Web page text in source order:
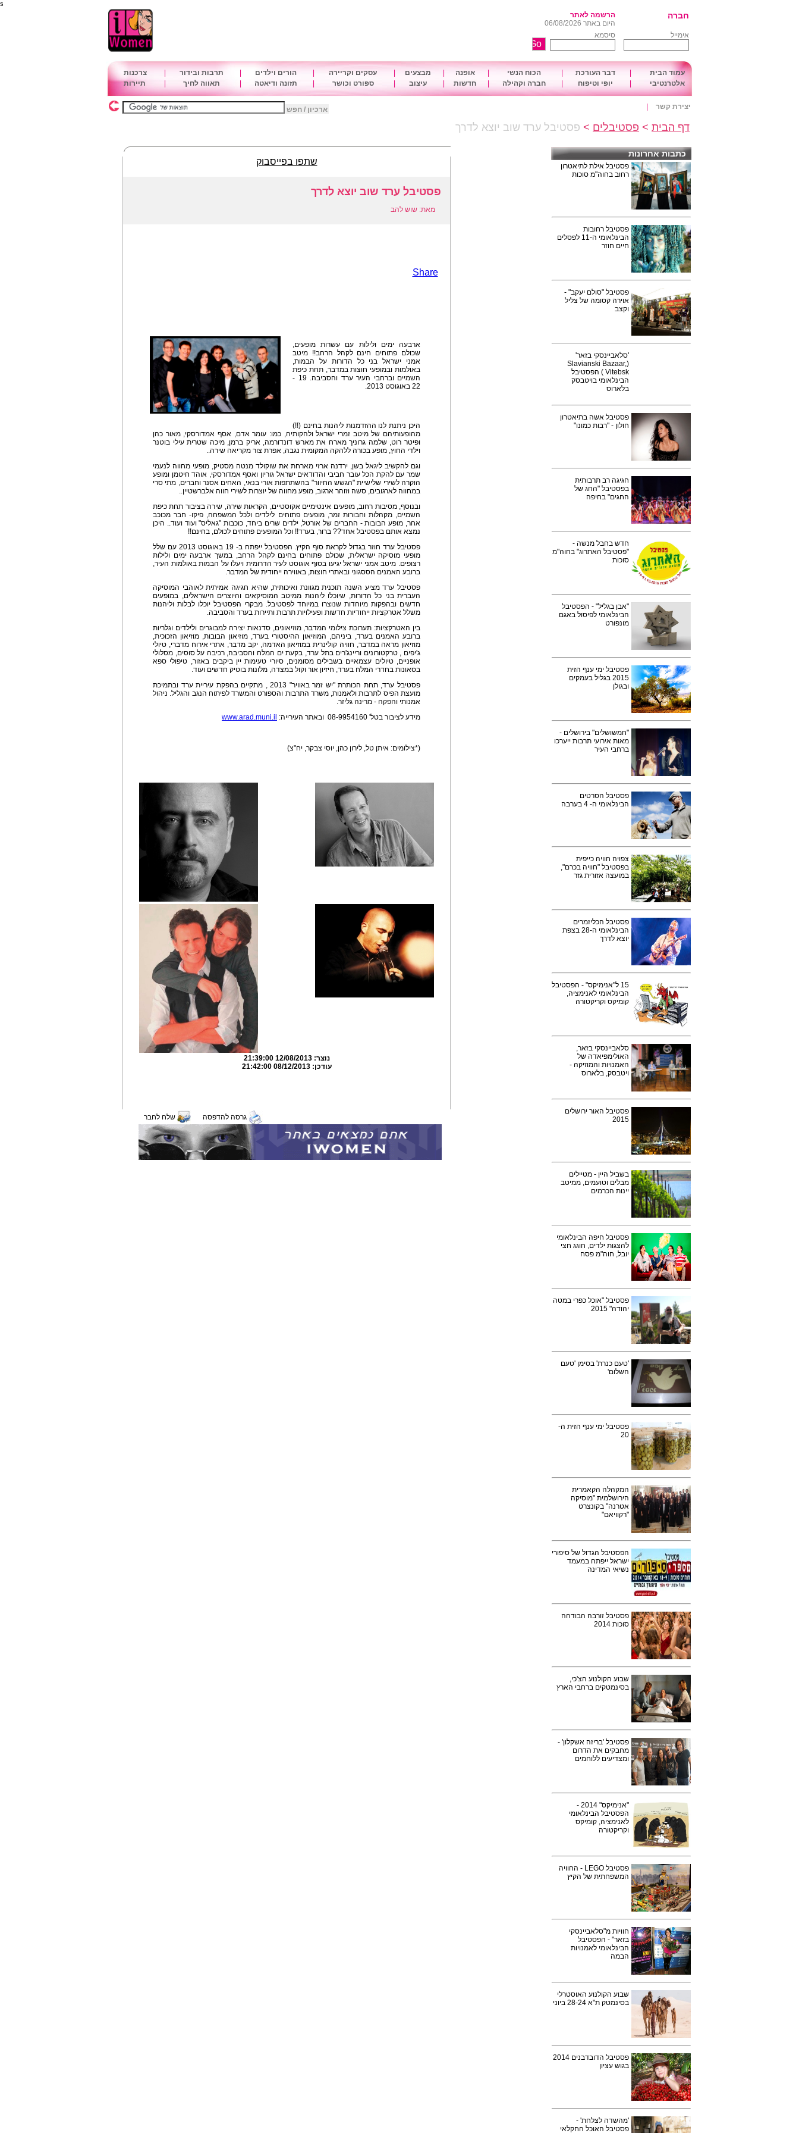
s
חברה
הרשמה לאתר
היום באתר 06/08/2026
אימייל
סיסמא
עמוד הבית דבר העורכת הכוח הנשי אופנה מבצעים עסקים וקריירה הורים וילדים תרבות ובידור
צרכנות
אלטרנטיבי
יופי וטיפוח חברה וקהילה חדשות עיצוב ספורט וכושר תזונה ודיאטה תאווה לחיך תיירות
יצירת קשר ארכיון / חפש
דף הבית > פסטיבלים > פסטיבל ערד שוב יוצא לדרך
כתבות אחרונות
פסטיבל אילת לתיאטרון
רחוב בחוה"מ סוכות
פסטיבל רחובות
הבינלאומי ה-11 לפסלים
חיים חוזר
פסטיבל "סולם יעקב" -
אוירה קסומה של צליל
וקצב
'סלאביינסקי בזאר'
(Slavianski Bazaar,
Vitebsk ) הפסטיבל
הבינלאומי בויטבסק
בלארוס
פסטיבל אשה בתיאטרון
חולון - "רבות כמונו"
חגיגה רב תרבותית
בפסטיבל "החג של
החגים" בחיפה
חדש בחבל מנשה -
"פסטיבל האתרוג" בחוה"מ
סוכות
"אבן בגליל" - הפסטיבל
הבינלאומי לפיסול באגם
מונפורט
פסטיבל ימי ענף הזית
2015 בגליל בעמקים
ובגולן
"חמשושלים" בירושלים -
מאות אירועי תרבות ייערכו
ברחבי העיר
פסטיבל הסרטים
הבינלאומי ה- 4 בערבה
צפויה חוויה כייפית
בפסטיבל "חוויה בכרם",
במועצה אזורית גזר
פסטיבל הכליזמרים
הבינלאומי ה-28 בצפת
יוצא לדרך
15 ל"אנימיקס" - הפסטיבל
הבינלאומי לאנימציה,
קומיקס וקריקטורה
סלאביינסקי בזאר,
האולימפיאדה של
האמנויות והמוזיקה -
ויטבסק, בלארוס
פסטיבל האור ירושלים
2015
בשביל היין - מטיילים
מבלים וטועמים, ממיטב
יינות הכרמים
פסטיבל חיפה הבינלאומי
להצגות ילדים, חוגג חצי
יובל, חוה"מ פסח
פסטיבל "אוכל כפרי במטה
יהודה" 2015
'טעם כנרת' בסימן 'טעם
השלום'
פסטיבל ימי ענף הזית ה-
20
המקהלה הקאמרית
הירושלמית "מוסיקה
אטרנה" בקונצרט
"רקוויאם"
הפסטיבל הגדול של סיפורי
ישראל ייפתח במעמד
נשיאי המדינה
פסטיבל זורבה הבודהה
סוכות 2014
שבוע הקולנוע הצ'כי,
בסינמטקים ברחבי הארץ
פסטיבל 'בריזה אשקלון' -
מחבקים את הדרום
ומצדיעים ללוחמים
"אנימיקס" 2014 -
הפסטיבל הבינלאומי
לאנימציה, קומיקס
וקריקטורה
פסטיבל LEGO - החוויה
המשפחתית של הקיץ
חוויות מ"סלאביינסקי
בזאר" - הפסטיבל
הבינלאומי לאמנויות
הבמה
שבוע הקולנוע האוסטרלי
בסינמטק ת"א 28-24 ביוני
פסטיבל הדובדבנים 2014
בגוש עציון
'מהשדה לצלחת' -
פסטיבל האוכל החקלאי
שתפו בפייסבוק
פסטיבל ערד שוב יוצא לדרך
מאת: שוש להב
Share
ארבעה ימים ולילות עם עשרות מופעים,
שכולם פתוחים חינם לקהל הרחב!! מיטב
אמני ישראל בני כל הדורות על הבמות,
באולמות ובמופעי חוצות במדבר, תחת כיפת
השמיים וברחבי העיר ערד והסביבה. 19 -
22 באוגוסט 2013.
היכן ניתנת לנו ההזדמנות ליהנות בחינם (!!)
מהופעותיהם של מיטב זמרי ישראל ולהקותיה, כמו: עומר אדם, אסף אמדורסקי, מאור כהן
ופיטר רוט, שלמה גרוניך מארח את מארש דונדורמה, אריק ברמן, מיכה שטרית עילי בוטנר
וילדי החוץ, מופע בכורה ללהקה המקומית נגבה, אפרת צור מקריאה שירה..
וגם להקשיב ליגאל בשן, ירדנה ארזי מארחת את שוקולד מנטה מסטיק, מופעי מחווה לנעמי
שמר עם להקת הכל עובר חביבי והדודאים ישראל גוריון ואסף אמדורסקי, אוהד חיטמן ומופע
הוקרה לשירי שלישיית "הגשש החיוור" בהשתתפות אורי בנאי, האחים אסנר וחברים, מתי סרי
במחווה לארגובים, סשה וזוהר ארגוב, מופע מחווה של יוצרות לשירי חווה אלברשטיין..
ובנוסף, מסיבות רחוב, מופעים אינטימיים אקוסטיים, הקראות שירה, שירה בציבור תחת כיפת
השמיים, מקהלות וחבורות זמר, מופעים פתוחים לילדים ולכל המשפחה, פיקו- חבר מכוכב
אחר, מופע הבובות - החברים של אורטל, ילדים שרים ביחד, כוכבות "גאליס" ועוד ועוד.. היכן
נמצא אותם בפסטיבל אחד?? ברור, בערד!! וכל המופעים פתוחים לכולם, בחינם!!
פסטיבל ערד חוזר בגדול לקראת סוף הקיץ. הפסטיבל ייפתח ב- 19 באוגוסט 2013 עם שלל
מופעי מוסיקה ישראלית, שכולם פתוחים בחינם לקהל הרחב, במשך ארבעה ימים ולילות
רצופים. מיטב אמני ישראל יגיעו בסוף אוגוסט לעיר הדרומית ויעלו על הבמות באולמות העיר,
ברובע האמנים הססגוני ובאתרי חוצות, באווירה ייחודית של המדבר.
פסטיבל ערד מציע השנה תוכנית מגוונת ואיכותית, שהיא חגיגה אמיתית לאוהבי המוסיקה
העברית בני כל הדורות, שיוכלו ליהנות ממיטב המוסיקאים והיוצרים הישראלים, במופעים
חדשים ובהפקות מיוחדות שנוצרו במיוחד לפסטיבל. מבקרי הפסטיבל יוכלו לבלות וליהנות
משלל אטרקציות ייחודיות חדשות ופעילויות תרבות ותיירות בערד והסביבה.
בין האטרקציות: תערוכת צילומי המדבר, מוזיאונים, סדנאות יצירה למבוגרים ולילדים וגלריות
ברובע האמנים בערד, ביניהם, המוזיאון ההיסטורי בערד, מוזיאון הבובות, מוזיאון הזכוכית,
מוזיאון מראה במדבר, חוויה קולינרית במוזיאון האדמה, יקב מדבר, אתרי אירוח מדברי, טיולי
ג'יפים , טרקטורונים וריינג'רים בתל ערד, בקעת ים המלח והסביבה, רכיבה על סוסים, מסלולי
אופניים, טיולים עצמאיים בשבילים מסומנים, סיורי טעימות יין ביקבים באזור, טיפולי ספא
בסאונות בחדרי המלח בערד, חיזיון אור וקול במצדה, מלונות בוטיק חדשים ועוד.
פסטיבל ערד, תחת הכותרת "יש זמר באוויר" 2013 , מתקיים בהפקת עיריית ערד ובתמיכת
מועצת הפיס לתרבות ולאמנות, משרד התרבות והספורט והמשרד לפיתוח הנגב והגליל. ניהול
אמנותי והפקה - מרינה גליזר.
מידע לציבור בטל' 08-9954160 ובאתר העירייה:
www.arad.muni.il
(*צילומים: איתן טל, לירון כהן, יוסי צבקר, יח"צ)
נוצר:12/08/2013 21:39:00
עודכן:08/12/2013 21:42:00
גרסה להדפסה שלח לחבר